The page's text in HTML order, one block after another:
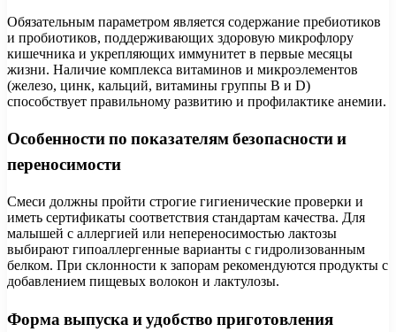
Обязательным параметром является содержание пребиотиков
и пробиотиков, поддерживающих здоровую микрофлору
кишечника и укрепляющих иммунитет в первые месяцы
жизни. Наличие комплекса витаминов и микроэлементов
(железо, цинк, кальций, витамины группы B и D)
способствует правильному развитию и профилактике анемии.
Особенности по показателям безопасности и
переносимости
Смеси должны пройти строгие гигиенические проверки и
иметь сертификаты соответствия стандартам качества. Для
малышей с аллергией или непереносимостью лактозы
выбирают гипоаллергенные варианты с гидролизованным
белком. При склонности к запорам рекомендуются продукты с
добавлением пищевых волокон и лактулозы.
Форма выпуска и удобство приготовления